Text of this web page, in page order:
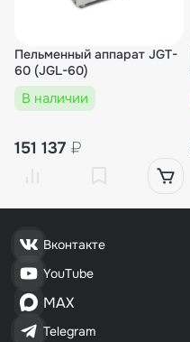
Пельменный аппарат JGT-
60 (JGL-60)
В наличии
151 137 ₽
Вконтакте
YouTube
MAX
Telegram